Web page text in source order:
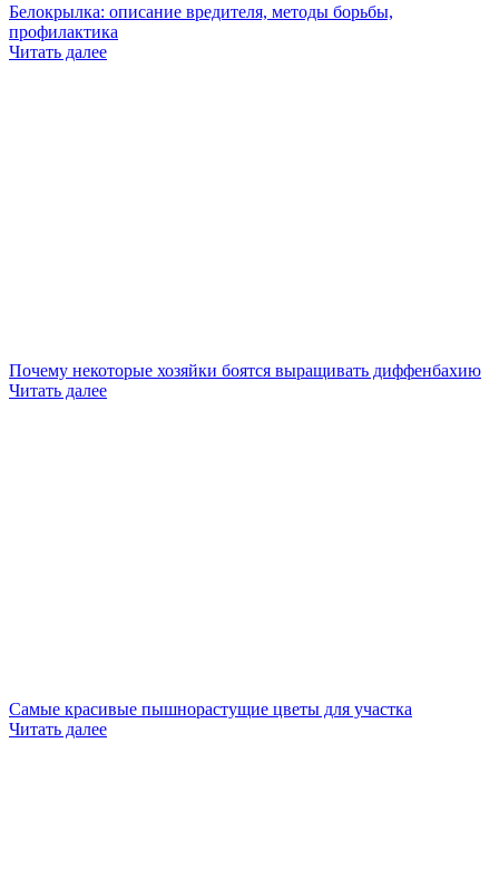
Белокрылка: описание вредителя, методы борьбы,
профилактика
Читать далее
Почему некоторые хозяйки боятся выращивать диффенбахию
Читать далее
Самые красивые пышнорастущие цветы для участка
Читать далее